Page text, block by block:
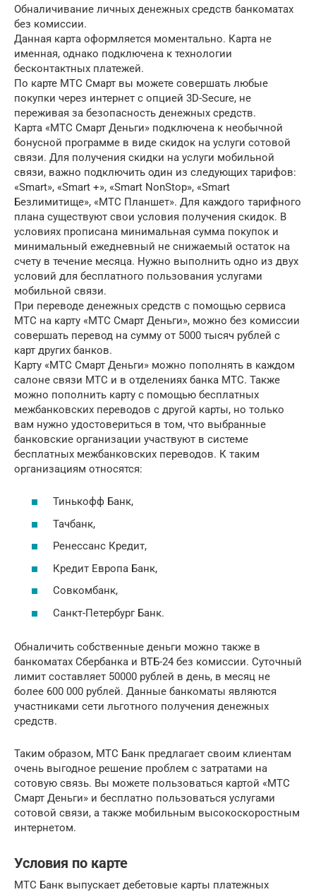
Обналичивание личных денежных средств банкоматах
без комиссии.
Данная карта оформляется моментально. Карта не
именная, однако подключена к технологии
бесконтактных платежей.
По карте МТС Смарт вы можете совершать любые
покупки через интернет с опцией 3D-Secure, не
переживая за безопасность денежных средств.
Карта «МТС Смарт Деньги» подключена к необычной
бонусной программе в виде скидок на услуги сотовой
связи. Для получения скидки на услуги мобильной
связи, важно подключить один из следующих тарифов:
«Smart», «Smart +», «Smart NonStop», «Smart
Безлимитище», «МТС Планшет». Для каждого тарифного
плана существуют свои условия получения скидок. В
условиях прописана минимальная сумма покупок и
минимальный ежедневный не снижаемый остаток на
счету в течение месяца. Нужно выполнить одно из двух
условий для бесплатного пользования услугами
мобильной связи.
При переводе денежных средств с помощью сервиса
МТС на карту «МТС Смарт Деньги», можно без комиссии
совершать перевод на сумму от 5000 тысяч рублей с
карт других банков.
Карту «МТС Смарт Деньги» можно пополнять в каждом
салоне связи МТС и в отделениях банка МТС. Также
можно пополнить карту с помощью бесплатных
межбанковских переводов с другой карты, но только
вам нужно удостовериться в том, что выбранные
банковские организации участвуют в системе
бесплатных межбанковских переводов. К таким
организациям относятся:
Тинькофф Банк,
Тачбанк,
Ренессанс Кредит,
Кредит Европа Банк,
Совкомбанк,
Санкт-Петербург Банк.
Обналичить собственные деньги можно также в
банкоматах Сбербанка и ВТБ-24 без комиссии. Суточный
лимит составляет 50000 рублей в день, в месяц не
более 600 000 рублей. Данные банкоматы являются
участниками сети льготного получения денежных
средств.
Таким образом, МТС Банк предлагает своим клиентам
очень выгодное решение проблем с затратами на
сотовую связь. Вы можете пользоваться картой «МТС
Смарт Деньги» и бесплатно пользоваться услугами
сотовой связи, а также мобильным высокоскоростным
интернетом.
Условия по карте
МТС Банк выпускает дебетовые карты платежных